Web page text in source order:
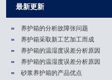
最新更新
养护箱的分析故障张问题
养护箱​采取新工艺加工而成
养护箱的温湿度误差分析原因
养护箱的温湿度误差分析原因
砂浆养护箱的产品优点